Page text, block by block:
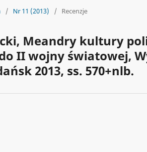
/ Nr 11 (2013) / Recenzje
Meandry kultury
II wojny światowej,
2013, ss. 570+nlb.